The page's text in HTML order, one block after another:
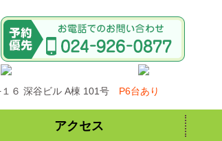
１６ 深谷ビル A棟 101号 P6台あり
アクセス